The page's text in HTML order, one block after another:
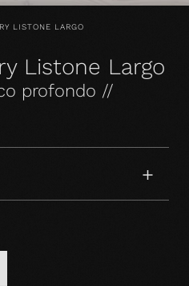
LISTONE LARGO
Listone Largo
profondo //